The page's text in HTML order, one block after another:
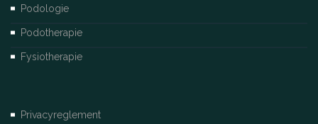
Podologie
Podotherapie
Fysiotherapie
Privacyreglement